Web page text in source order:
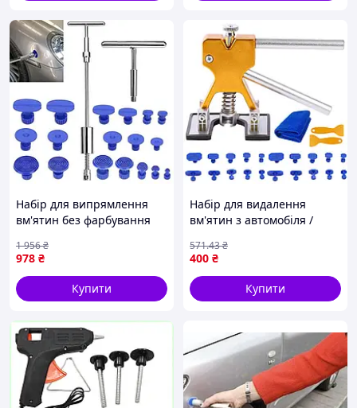
Набір для випрямлення
вм'ятин без фарбування
Інструмент для видалення
вм' Доставка по Україні
978 ₴
1 956₴
Купити
Набір для видалення
вм'ятин з автомобіля /
/ Інструмент для
видалення вм'ятин без
фарбування
400 ₴
571.43₴
Купити